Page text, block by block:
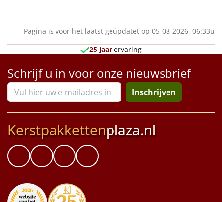
Pagina is voor het laatst geüpdatet op 05-08-2026, 06:33u
25 jaar ervaring
Schrijf u in voor onze nieuwsbrief
Inschrijven
Kerstpakkettenplaza.nl